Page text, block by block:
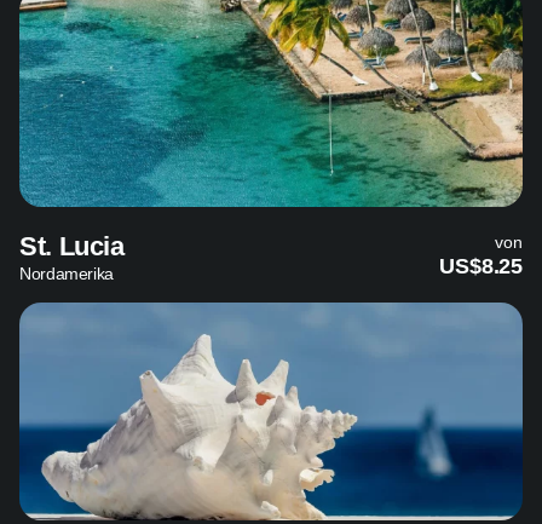
St. Lucia
Nordamerika
von
US$8.25